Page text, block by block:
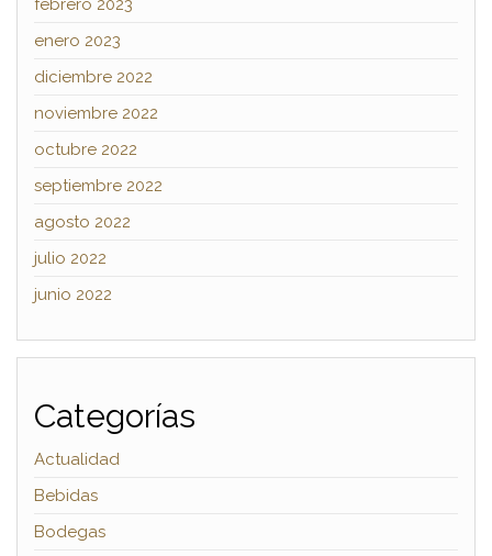
febrero 2023
enero 2023
diciembre 2022
noviembre 2022
octubre 2022
septiembre 2022
agosto 2022
julio 2022
junio 2022
Categorías
Actualidad
Bebidas
Bodegas